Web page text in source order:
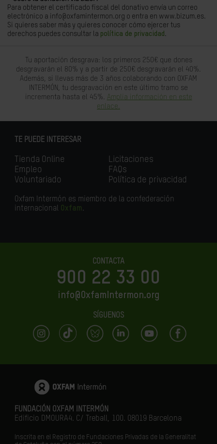
Para obtener el certificado fiscal del donativo envía un correo
electrónico a info@oxfamintermon.org o entra en www.bizum.es.
Si quieres saber más y quieres conocer cómo ejercer tus
derechos puedes consultar la política de privacidad .
Tu aportación desgrava: los primeros 250€ que dones
desgravarán el 80% y a partir de 250€ desgravarán el 40%.
Además, si llevas más de 3 años colaborando con OXFAM
INTERMÓN, tu desgravación en este último tramo se
incrementa hasta el 45%. Amplia información en este
enlace.
TE PUEDE INTERESAR
Tienda Online
Empleo
Voluntariado
Licitaciones
FAQs
Política de privacidad
Oxfam Intermón es miembro de la confederación
internacional Oxfam.
CONTACTA
900 22 33 00
info@OxfamIntermon.org
SÍGUENOS
FUNDACIÓN OXFAM INTERMÓN
Edificio DMOURA4. C/ Treball, 100. 08019 Barcelona
Inscrita en el Registro de Fundaciones Privadas de la Generalitat